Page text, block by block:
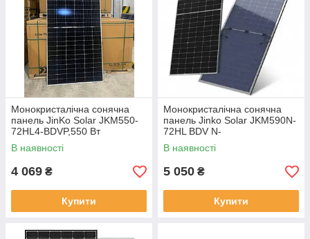
Монокристалічна сонячна
панель JinKo Solar JKM550-
72HL4-BDVP,550 Вт
В наявності
4 069 ₴
Купити
Монокристалічна сонячна
панель Jinko Solar JKM590N-
72HL BDV N-
type(двостороння)
В наявності
5 050 ₴
Купити